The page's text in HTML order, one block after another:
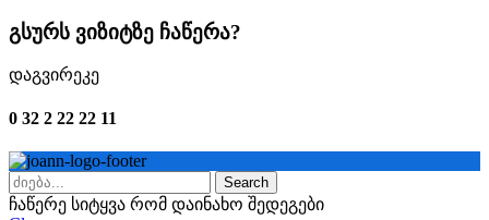
გსურს ვიზიტზე ჩაწერა?
დაგვირეკე
0 32 2 22 22 11
Search
ჩაწერე სიტყვა რომ დაინახო შედეგები